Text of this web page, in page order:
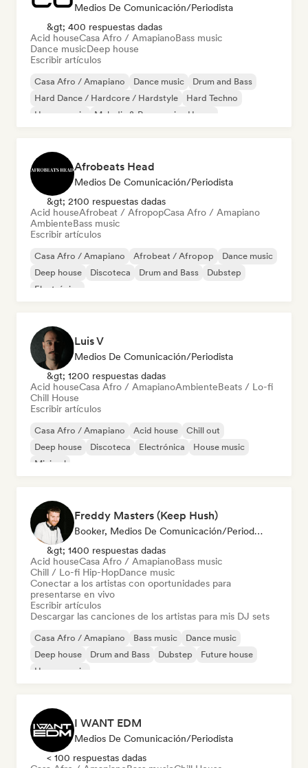
Medios De Comunicación/Periodista
&gt; 400 respuestas dadas
Acid houseCasa Afro / AmapianoBass music
Dance musicDeep house
Escribir artículos
Casa Afro / Amapiano Dance music
Drum and Bass
Hard Dance / Hardcore / Hardstyle
Hard Techno
House music
Melodic & Progressive House
Afrobeats Head
Medios De Comunicación/Periodista
&gt; 2100 respuestas dadas
Acid houseAfrobeat / AfropopCasa Afro / Amapiano
AmbienteBass music
Escribir artículos
Casa Afro / Amapiano Afrobeat / Afropop
Dance music
Deep house
Discoteca Drum and Bass
Dubstep
Electrónica
Luis V
Medios De Comunicación/Periodista
&gt; 1200 respuestas dadas
Acid houseCasa Afro / AmapianoAmbienteBeats / Lo-fi
Chill House
Escribir artículos
Casa Afro / Amapiano Acid house
Chill out
Deep house
Discoteca Electrónica
House music
Minimal
Freddy Masters (Keep Hush)
Booker, Medios De Comunicación/Periodista, Selected DJ
&gt; 1400 respuestas dadas
Acid houseCasa Afro / AmapianoBass music
Chill / Lo-fi Hip-HopDance music
Conectar a los artistas con oportunidades para
presentarse en vivo
Escribir artículos
Descargar las canciones de los artistas para mis DJ sets
Casa Afro / Amapiano Bass music
Dance music
Deep house
Drum and Bass Dubstep
Future house
House music
I WANT EDM
Medios De Comunicación/Periodista
< 100 respuestas dadas